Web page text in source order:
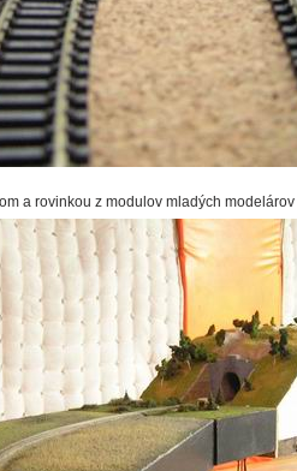
a rovinkou z modulov mladých